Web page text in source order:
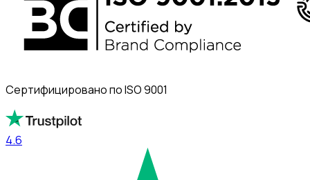
Сертифицировано по ISO 9001
4.6